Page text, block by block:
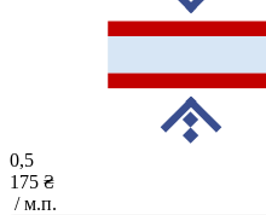
0,5
175 ₴
/ м.п.